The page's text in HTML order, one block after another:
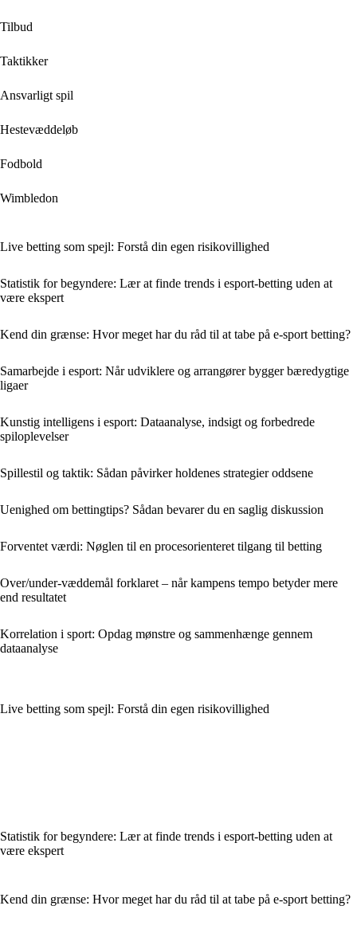
Tilbud
Taktikker
Ansvarligt spil
Hestevæddeløb
Fodbold
Wimbledon
Live betting som spejl: Forstå din egen risikovillighed
Statistik for begyndere: Lær at finde trends i esport-betting uden at
være ekspert
Kend din grænse: Hvor meget har du råd til at tabe på e-sport betting?
Samarbejde i esport: Når udviklere og arrangører bygger bæredygtige
ligaer
Kunstig intelligens i esport: Dataanalyse, indsigt og forbedrede
spiloplevelser
Spillestil og taktik: Sådan påvirker holdenes strategier oddsene
Uenighed om bettingtips? Sådan bevarer du en saglig diskussion
Forventet værdi: Nøglen til en procesorienteret tilgang til betting
Over/under-væddemål forklaret – når kampens tempo betyder mere
end resultatet
Korrelation i sport: Opdag mønstre og sammenhænge gennem
dataanalyse
Live betting som spejl: Forstå din egen risikovillighed
Statistik for begyndere: Lær at finde trends i esport-betting uden at
være ekspert
Kend din grænse: Hvor meget har du råd til at tabe på e-sport betting?